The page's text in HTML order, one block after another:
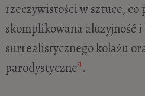
rzeczywistości w sztuce, co
skomplikowana aluzyjność
surrealistycznego kolażu
parodystyczne4.